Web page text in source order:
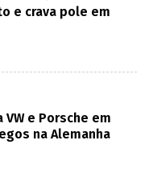
e crava pole em
VW e Porsche em
na Alemanha